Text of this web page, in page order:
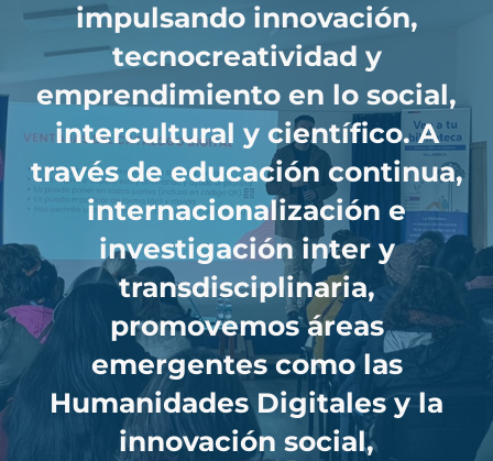
impulsando innovación,
tecnocreatividad y
emprendimiento en lo social,
intercultural y científico. A
través de educación continua,
internacionalización e
investigación inter y
transdisciplinaria,
promovemos áreas
emergentes como las
Humanidades Digitales y la
innovación social,